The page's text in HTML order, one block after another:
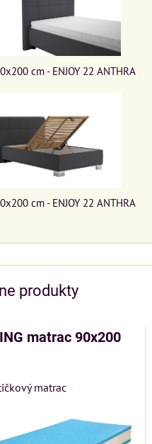
cm - ENJOY 22 ANTHRA
cm - ENJOY 22 ANTHRA
produkty
matrac 90x200
matrac